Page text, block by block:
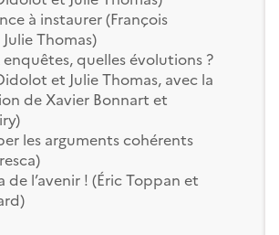
à instaurer (François
Thomas)
enquêtes, quelles évolutions ?
et Julie Thomas, avec la
de Xavier Bonnart et
les arguments cohérents
de l’avenir ! (Éric Toppan et